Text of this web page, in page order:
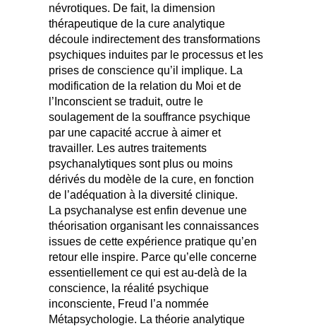
névrotiques. De fait, la dimension
thérapeutique de la cure analytique
découle indirectement des transformations
psychiques induites par le processus et les
prises de conscience qu’il implique. La
modification de la relation du Moi et de
l’Inconscient se traduit, outre le
soulagement de la souffrance psychique
par une capacité accrue à aimer et
travailler. Les autres traitements
psychanalytiques sont plus ou moins
dérivés du modèle de la cure, en fonction
de l’adéquation à la diversité clinique.
La psychanalyse est enfin devenue une
théorisation organisant les connaissances
issues de cette expérience pratique qu’en
retour elle inspire. Parce qu’elle concerne
essentiellement ce qui est au-delà de la
conscience, la réalité psychique
inconsciente, Freud l’a nommée
Métapsychologie. La théorie analytique